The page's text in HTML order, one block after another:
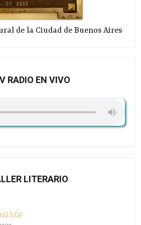
de la Ciudad de Buenos Aires
RADIO EN VIVO
LITERARIO